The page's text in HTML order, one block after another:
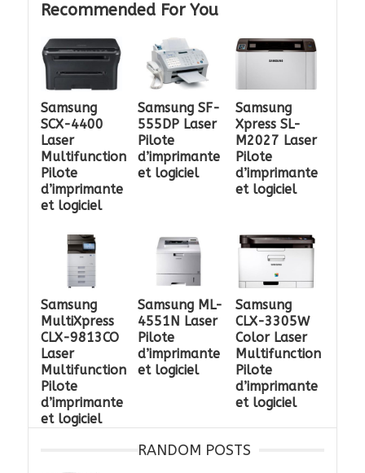
Recommended For You
Samsung
SCX-4400
Laser
Multifunction
Pilote
d’imprimante
et logiciel
Samsung SF-
555DP Laser
Pilote
d’imprimante
et logiciel
Samsung
Xpress SL-
M2027 Laser
Pilote
d’imprimante
et logiciel
Samsung
MultiXpress
CLX-9813CO
Laser
Multifunction
Pilote
d’imprimante
et logiciel
Samsung ML-
4551N Laser
Pilote
d’imprimante
et logiciel
Samsung
CLX-3305W
Color Laser
Multifunction
Pilote
d’imprimante
et logiciel
RANDOM POSTS